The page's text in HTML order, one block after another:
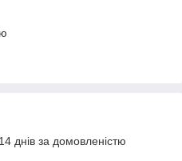
днів за домовленістю